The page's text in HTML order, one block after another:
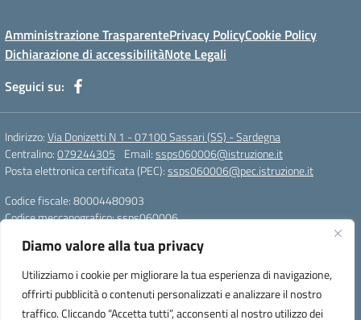
Diamo valore alla tua privacy
Utilizziamo i cookie per migliorare la tua esperienza di navigazione,
offrirti pubblicità o contenuti personalizzati e analizzare il nostro
traffico. Cliccando “Accetta tutti”, acconsenti al nostro utilizzo dei
Amministrazione TrasparentePrivacy PolicyCookie Policy
Dichiarazione di accessibilitàNote Legali
Seguici su:
Indirizzo:Via Donizetti N 1 - 07100 Sassari (SS) - Sardegna
Centralino:079244305 Email:ssps060006@istruzione.it
Posta elettronica certificata (PEC):ssps060006@pec.istruzione.it
Codice fiscale: 80004480903
Codice meccanografico:ssps060006
Codice unico di fatturazione (CUF): UFZDAC
TU - 522 - 0316743 LS G. MARCONI SS IBAN
IT72S0101517208000070058412